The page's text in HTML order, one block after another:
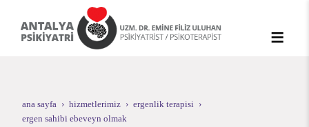
ana sayfa hizmetlerimiz
ergenlik terapisi
ergen sahibi ebeveyn olmak